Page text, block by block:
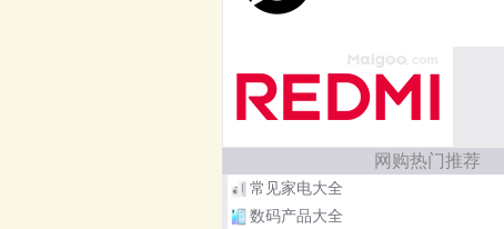
网购热门推荐
常见家电大全
数码产品大全